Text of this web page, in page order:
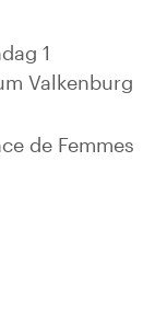
1
Valkenburg
de Femmes